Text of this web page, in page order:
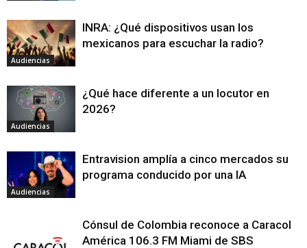
Audiencias
INRA: ¿Qué dispositivos usan los
mexicanos para escuchar la radio?
Audiencias
¿Qué hace diferente a un locutor en
2026?
Audiencias
Entravision amplía a cinco mercados su
programa conducido por una IA
Cónsul de Colombia reconoce a Caracol
América 106.3 FM Miami de SBS